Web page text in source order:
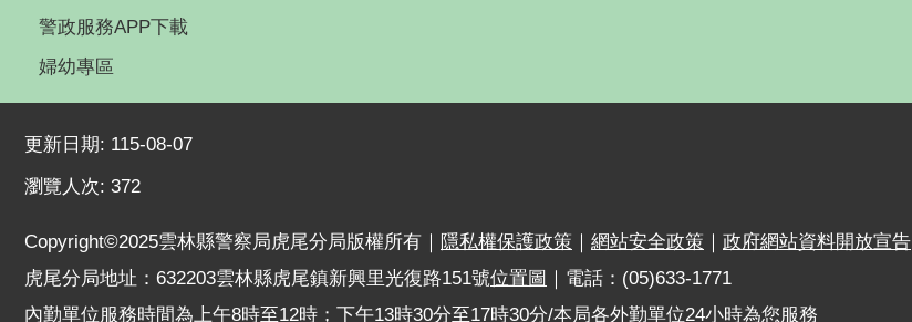
警政服務APP下載
婦幼專區
更新日期: 115-08-07
瀏覽人次: 372
Copyright©2025雲林縣警察局虎尾分局版權所有｜ 隱私權保護政策 ｜ 網站安全政策 ｜ 政府網站資料開放宣告
虎尾分局地址：632203雲林縣虎尾鎮新興里光復路151號位置圖 ｜電話：(05)633-1771
內勤單位服務時間為上午8時至12時；下午13時30分至17時30分/本局各外勤單位24小時為您服務